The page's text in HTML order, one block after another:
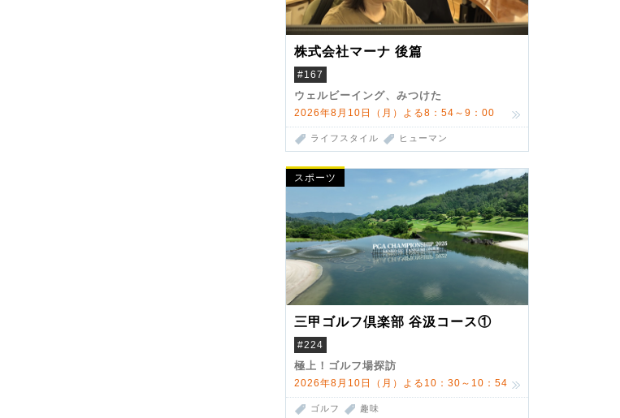
株式会社マーナ 後篇
#167
ウェルビーイング、みつけた
2026年8月10日（月）よる8：54～9：00
ライフスタイル ヒューマン
スポーツ
三甲ゴルフ倶楽部 谷汲コース①
#224
極上！ゴルフ場探訪
2026年8月10日（月）よる10：30～10：54
ゴルフ 趣味